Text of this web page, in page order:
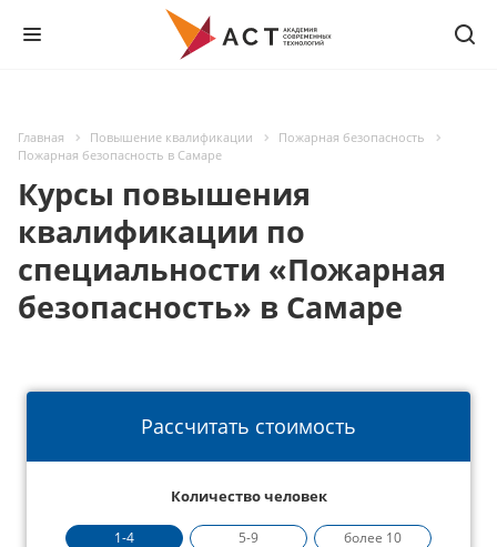
Главная Повышение квалификации
Пожарная безопасность
Пожарная безопасность в Самаре
Курсы повышения
квалификации по
специальности «Пожарная
безопасность» в Самаре
Рассчитать стоимость
Количество человек
1-4 5-9 более 10